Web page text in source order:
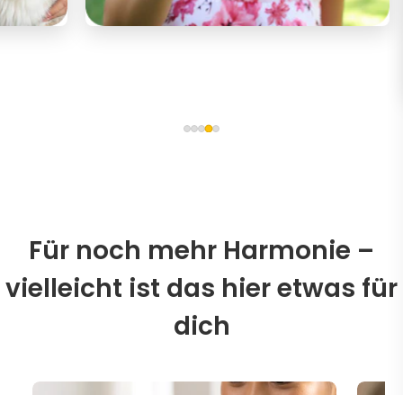
Für noch mehr Harmonie –
vielleicht ist das hier etwas für
dich